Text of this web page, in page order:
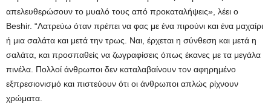
απελευθερώσουν το μυαλό τους από προκαταλήψεις», λέει ο
Beshir. “Λατρεύω όταν πρέπει να φας με ένα πιρούνι και ένα μαχαίρι
ή μια σαλάτα και μετά την τρως. Ναι, έρχεται η σύνθεση και μετά η
σαλάτα, και προσπαθείς να ζωγραφίσεις όπως έκανες με τα μεγάλα
πινέλα. Πολλοί άνθρωποι δεν καταλαβαίνουν τον αφηρημένο
εξπρεσιονισμό και πιστεύουν ότι οι άνθρωποι απλώς ρίχνουν
χρώματα.